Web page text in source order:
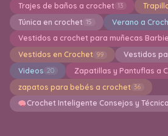
Trajes de baños a crochet 13
Túnica en crochet 15 Verano a
Vestidos a crochet para muñecas Barbie
Vestidos en Crochet 99 Vestidos
Videos 20 Zapatillas y Pantuflas a
zapatos para bebés a crochet 36
Crochet Inteligente Consejos y